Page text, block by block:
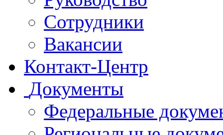
Сотрудники
Вакансии
Контакт-Центр
Документы
Федеральные